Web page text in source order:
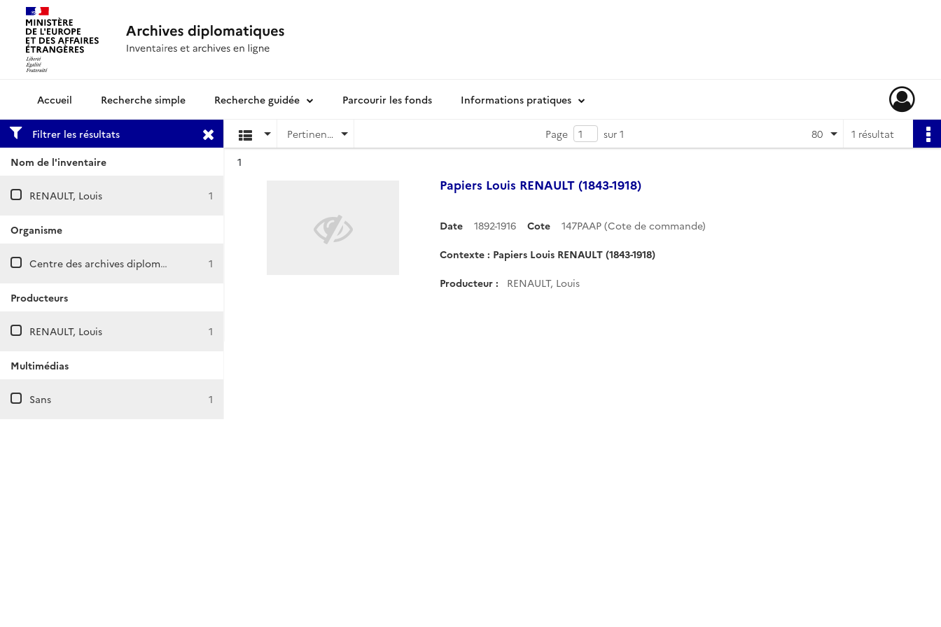
Archives diplomatiquesRecherche simple Recherche guidée Parcourir les fonds Informations pratiques
Filtrer les résultats
Nom de l'inventaire
RENAULT, Louis 1
Organisme
Centre des archives diplomatiques de La Courneuve 1
Producteurs
RENAULT, Louis 1
Multimédias
Sans 1
Pertinence Page sur 1 1 résultat
80
1
Papiers Louis RENAULT (1843-1918)
Date 1892-1916 Cote 147PAAP (Cote de commande)
Contexte : Papiers Louis RENAULT (1843-1918)
Producteur : RENAULT, Louis